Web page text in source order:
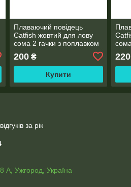
Плаваючий повідець
Catfish жовтий для лову
сома 2 гачки з поплавком
200₴
Купити
220
за рік
А, Ужгород, Україна